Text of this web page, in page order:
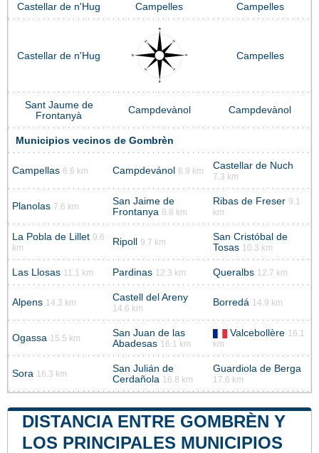
Castellar de n'Hug Campelles Campelles
Castellar de n'Hug Campelles
Sant Jaume de
Frontanyà
Campdevànol Campdevànol
Municipios vecinos de Gombrèn
Campellas 6.6 km Campdevánol 6.9 km Castellar de Nuch
7.3 km
Planolas 7.6 km
San Jaime de
Frontanya 8.8 km
Ribas de Freser 9.1
km
La Pobla de Lillet 9.6
km
Ripoll 9.7 km
San Cristóbal de
Tosas 10.3 km
Las Llosas 11.1 km Pardinas 12.3 km Queralbs 12.7 km
Alpens 14.3 km Castell del Areny
14.6 km
Borredá 14.9 km
Ogassa 15.5 km
San Juan de las
Abadesas 16.1 km
Valcebollère 16.1
km
Sora 16.3 km
San Julián de
Cerdañola 16.8 km
Guardiola de Berga
17.6 km
DISTANCIA ENTRE GOMBRÈN Y
LOS PRINCIPALES MUNICIPIOS